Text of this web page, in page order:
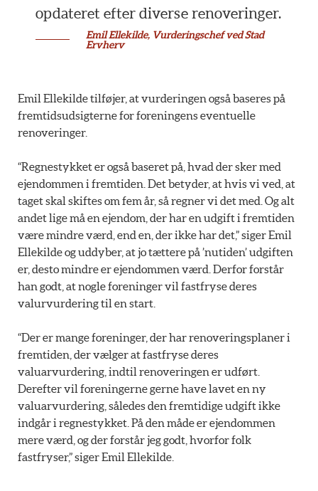
opdateret efter diverse renoveringer.
Emil Ellekilde, Vurderingschef ved Stad
Ervherv
Emil Ellekilde tilføjer, at vurderingen også baseres på
fremtidsudsigterne for foreningens eventuelle
renoveringer.
“Regnestykket er også baseret på, hvad der sker med
ejendommen i fremtiden. Det betyder, at hvis vi ved, at
taget skal skiftes om fem år, så regner vi det med. Og alt
andet lige må en ejendom, der har en udgift i fremtiden
være mindre værd, end en, der ikke har det,” siger Emil
Ellekilde og uddyber, at jo tættere på ’nutiden’ udgiften
er, desto mindre er ejendommen værd. Derfor forstår
han godt, at nogle foreninger vil fastfryse deres
valurvurdering til en start.
“Der er mange foreninger, der har renoveringsplaner i
fremtiden, der vælger at fastfryse deres
valuarvurdering, indtil renoveringen er udført.
Derefter vil foreningerne gerne have lavet en ny
valuarvurdering, således den fremtidige udgift ikke
indgår i regnestykket. På den måde er ejendommen
mere værd, og der forstår jeg godt, hvorfor folk
fastfryser,” siger Emil Ellekilde.